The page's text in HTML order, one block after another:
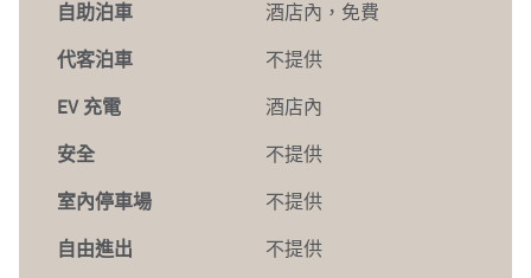
自助泊車 酒店內 ， 免費
代客泊車 不提供
EV 充電 酒店內
安全 不提供
室內停車場 不提供
自由進出 不提供